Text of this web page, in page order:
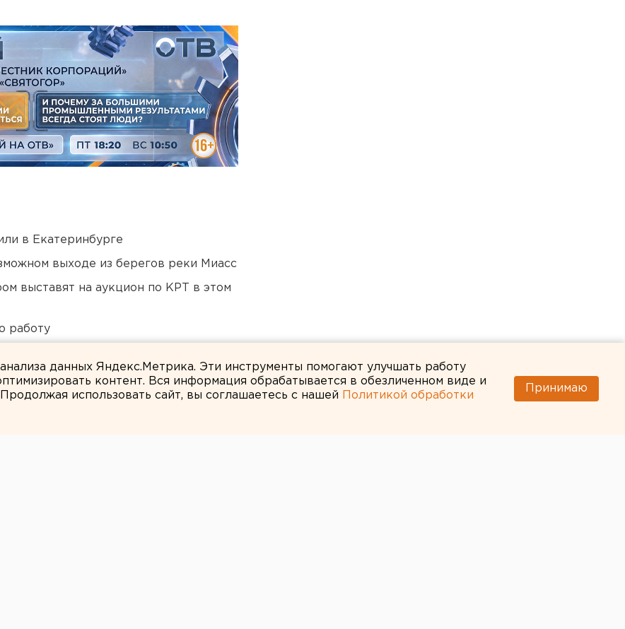
в Екатеринбурге
выходе из берегов реки Миасс
выставят на аукцион по КРТ в этом
работу
данных Яндекс.Метрика. Эти инструменты помогают улучшать работу
контент. Вся информация обрабатывается в обезличенном виде и
использовать сайт, вы соглашаетесь с нашей
Политикой обработки
Принимаю